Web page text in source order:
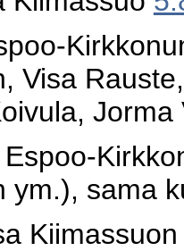
Visa
Jorma
ym.), sama